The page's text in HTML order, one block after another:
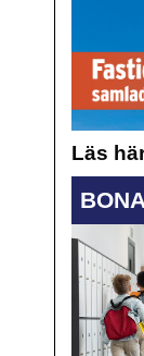
Läs
BONA